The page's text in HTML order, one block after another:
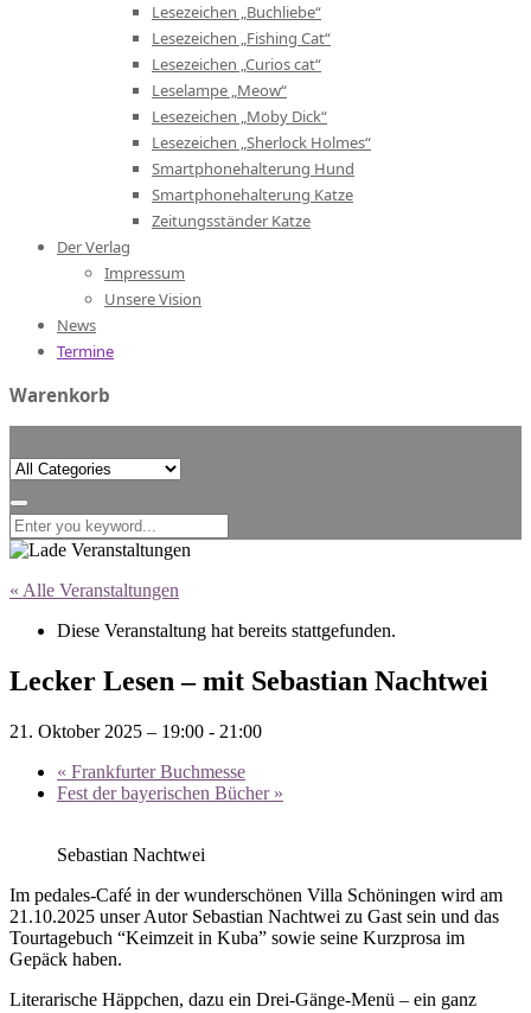
Lesezeichen „Buchliebe“
Lesezeichen „Fishing Cat“
Lesezeichen „Curios cat“
Leselampe „Meow“
Lesezeichen „Moby Dick“
Lesezeichen „Sherlock Holmes“
Smartphonehalterung Hund
Smartphonehalterung Katze
Zeitungsständer Katze
Der Verlag
Impressum
Unsere Vision
News
Termine
Warenkorb
Search
for:
« Alle Veranstaltungen
Diese Veranstaltung hat bereits stattgefunden.
Lecker Lesen – mit Sebastian Nachtwei
21. Oktober 2025 – 19:00 - 21:00
« Frankfurter Buchmesse
Fest der bayerischen Bücher »
Sebastian Nachtwei
Im pedales-Café in der wunderschönen Villa Schöningen wird am
21.10.2025 unser Autor Sebastian Nachtwei zu Gast sein und das
Tourtagebuch “Keimzeit in Kuba” sowie seine Kurzprosa im
Gepäck haben.
Literarische Häppchen, dazu ein Drei-Gänge-Menü – ein ganz